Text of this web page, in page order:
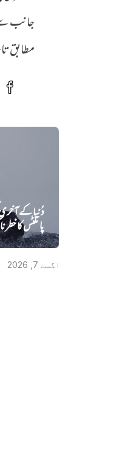
مطابق
دُنیا کے
پائلٹس کا
اگست 7, 2026